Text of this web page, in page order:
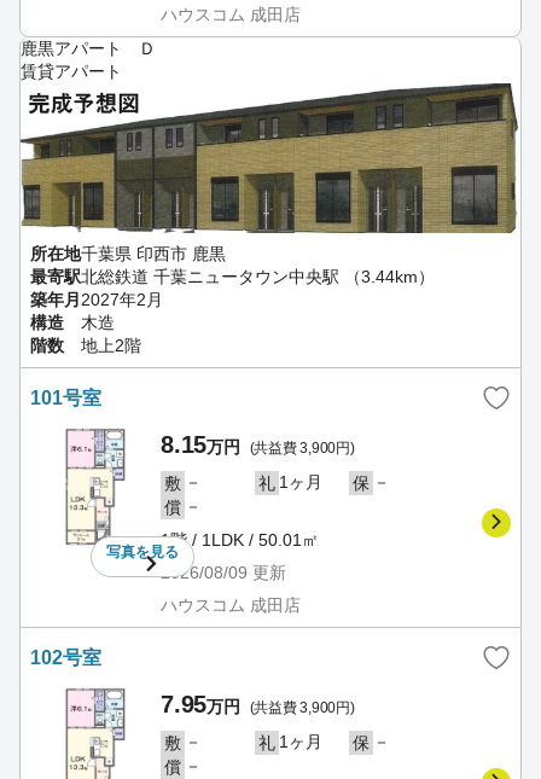
ハウスコム 成田店
鹿黒アパート Ｄ
賃貸アパート
所在地千葉県 印西市 鹿黒
最寄駅北総鉄道 千葉ニュータウン中央駅 （3.44km）
築年月 2027年2月
構造
木造
階数
地上2階
101号室
写真を見る
8.15万円 (共益費 3,900円)
敷 － 礼 1ヶ月 保 －
償 －
1階 / 1LDK / 50.01㎡
2026/08/09 更新
ハウスコム 成田店
102号室
7.95万円 (共益費 3,900円)
敷 － 礼 1ヶ月 保 －
償 －